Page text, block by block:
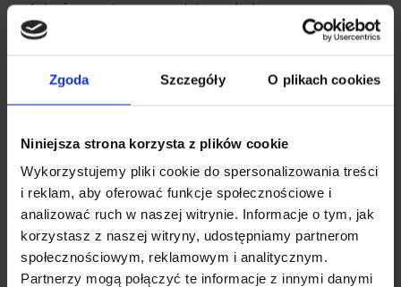
Zgoda Szczegóły O plikach cookies
Niniejsza strona korzysta z plików cookie
Wykorzystujemy pliki cookie do spersonalizowania treści
i reklam, aby oferować funkcje społecznościowe i
analizować ruch w naszej witrynie. Informacje o tym, jak
korzystasz z naszej witryny, udostępniamy partnerom
społecznościowym, reklamowym i analitycznym.
Partnerzy mogą połączyć te informacje z innymi danymi
efektów możesz spodziewać się przy
suplementacji?
Skóra.Kolagen poprawia elastyczność,
nawilżenie i napięcie skóry. Dodatkowo może
ograniczać widoczność zmarszczek,
redukować cellulit, a także wspierać proces
gojenia się ran.
Włosy. Suplementacja kolagenupozytywnie
wpłynie na strukturę włosów, redukując ich
uszkodzenia, a także spowalniając procesy